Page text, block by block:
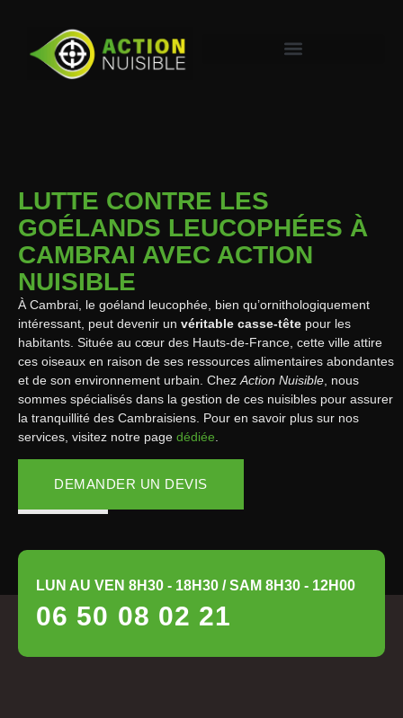
LUTTE CONTRE LES
GOÉLANDS LEUCOPHÉES À
CAMBRAI AVEC ACTION
NUISIBLE
À Cambrai, le goéland leucophée, bien qu’ornithologiquement
intéressant, peut devenir un véritable casse-tête pour les
habitants. Située au cœur des Hauts-de-France, cette ville attire
ces oiseaux en raison de ses ressources alimentaires abondantes
et de son environnement urbain. Chez Action Nuisible , nous
sommes spécialisés dans la gestion de ces nuisibles pour assurer
la tranquillité des Cambraisiens. Pour en savoir plus sur nos
services, visitez notre page dédiée
DEMANDER UN DEVIS
LUN AU VEN 8H30 - 18H30 / SAM 8H30 - 12H00
06 50 08 02 21